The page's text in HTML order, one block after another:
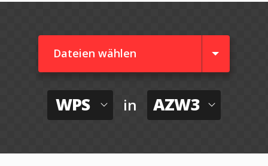
Dateien wählen
WPS in AZW3